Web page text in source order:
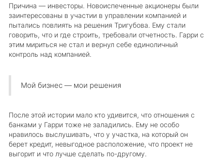
Причина — инвесторы. Новоиспеченные акционеры были
заинтересованы в участии в управлении компанией и
пытались повлиять на решения Тригубова. Ему стали
говорить, что и где строить, требовали отчетность. Гарри с
этим мириться не стал и вернул себе единоличный
контроль над компанией.
Мой бизнес — мои решения
После этой истории мало кто удивится, что отношения с
банками у Гарри тоже не заладились. Ему не особо
нравилось выслушивать, что у участка, на который он
берет кредит, невыгодное расположение, что проект не
выгорит и что лучше сделать по-другому.